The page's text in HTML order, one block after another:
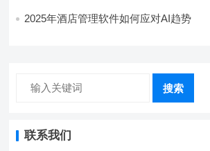
2025年酒店管理软件如何应对AI趋势
搜索
联系我们